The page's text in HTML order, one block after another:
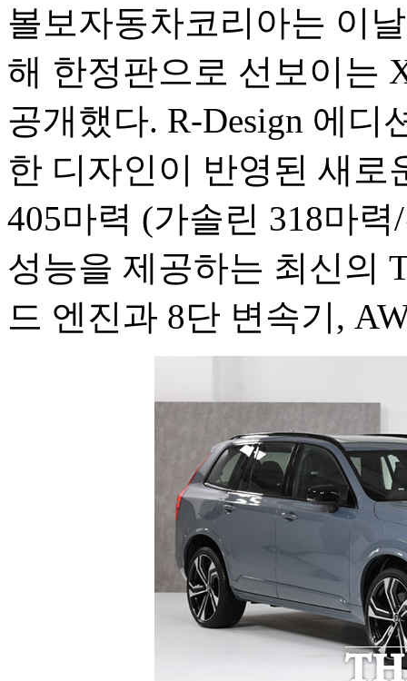
볼보자동차코리아는 이
해 한정판으로 선보이는
공개했다. R-Design 에
한 디자인이 반영된 새로
405마력 (가솔린 318마
성능을 제공하는 최신의
드 엔진과 8단 변속기,